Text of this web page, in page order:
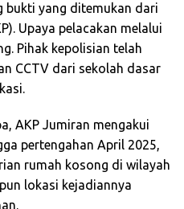
bukti yang ditemukan dari
Upaya pelacakan melalui
Pihak kepolisian telah
CCTV dari sekolah dasar
AKP Jumiran mengakui
pertengahan April 2025,
rumah kosong di wilayah
lokasi kejadiannya